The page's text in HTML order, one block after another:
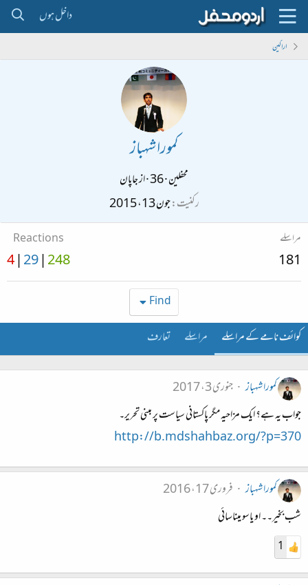
داخل ہوں
اراکین
کمورا شہباز
محفلین·
·ازجاپان
رکنیت جون 13، 2015
مراسلے
181
Reactions
248
29
4
Find
کوائف نامے کے مراسلے مراسلے تعارف
کمورا شہباز
جنوری 3، 2017
جواب یہ ہے؟ ایک مزاحیہ مگر پاکستانی سیاست پر مبنی تحریر۔
http://b.mdshahbaz.org/?p=370
کمورا شہباز
فروری 17، 2016
شب بخیر۔۔ او یاسو میناسائی
1